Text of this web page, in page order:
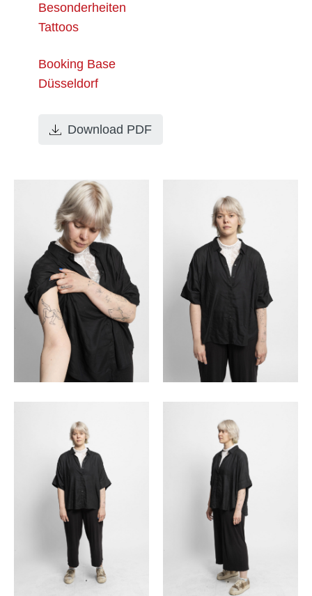
Besonderheiten
Tattoos
Booking Base
Düsseldorf
Download PDF